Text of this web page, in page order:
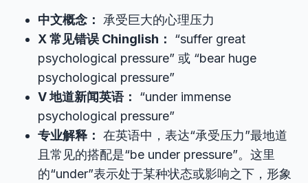
中文概念：
承受巨大的心理压力
X 常见错误 Chinglish：
“suffer great
psychological pressure” 或 “bear huge
psychological pressure”
V 地道新闻英语：
“under immense
psychological pressure”
专业解释： 在英语中，表达“承受压力”最地道
且常见的搭配是“be under pressure”。这里
的“under”表示处于某种状态或影响之下，形象